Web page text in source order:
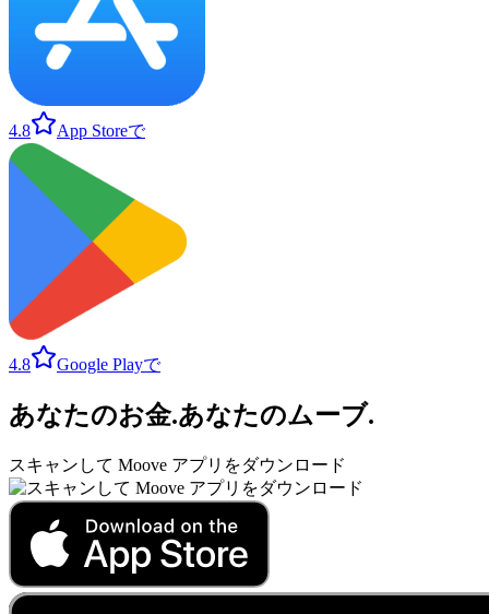
4.8 App Storeで
4.8 Google Playで
あなたのお金.あなたのムーブ.
スキャンして Moove アプリをダウンロード